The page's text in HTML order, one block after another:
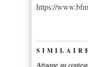
https://
Attaque au